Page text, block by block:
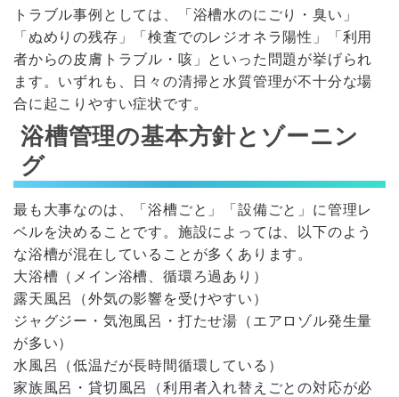
トラブル事例としては、「浴槽水のにごり・臭い」
「ぬめりの残存」「検査でのレジオネラ陽性」「利用
者からの皮膚トラブル・咳」といった問題が挙げられ
ます。いずれも、日々の清掃と水質管理が不十分な場
合に起こりやすい症状です。
浴槽管理の基本方針とゾーニン
グ
最も大事なのは、「浴槽ごと」「設備ごと」に管理レ
ベルを決めることです。施設によっては、以下のよう
な浴槽が混在していることが多くあります。
大浴槽（メイン浴槽、循環ろ過あり）
露天風呂（外気の影響を受けやすい）
ジャグジー・気泡風呂・打たせ湯（エアロゾル発生量
が多い）
水風呂（低温だが長時間循環している）
家族風呂・貸切風呂（利用者入れ替えごとの対応が必